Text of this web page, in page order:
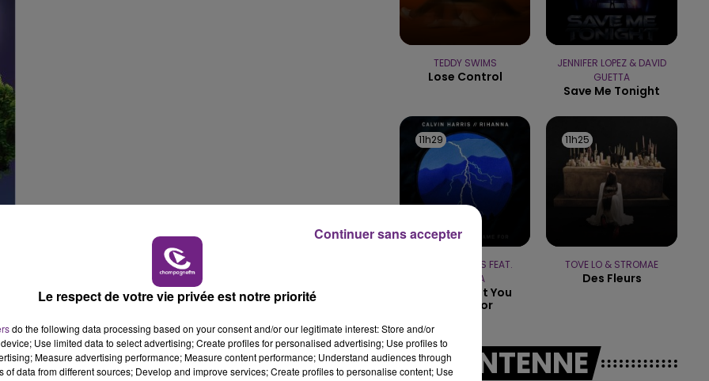
7h00 - 12h00
LE WEEK-END CHAMPAGNE FM
savez pas encore quelles études choisir ?
TEDDY SWIMS
Lose Control
JENNIFER LOPEZ & DAVID
GUETTA
Save Me Tonight
11h29
11h29
CALVIN HARRIS FEAT.
RIHANNA
This Is What You
Came For
11h25
11h25
TOVE LO & STROMAE
Des Fleurs
A L'ANTENNE
Le respect de votre vie privée est notre priorité
do the following data processing based on your consent and/or our legitimate interest: Store and/or
Use limited data to select advertising; Create profiles for personalised advertising; Use profiles to
Measure advertising performance; Measure content performance; Understand audiences through
of data from different sources; Develop and improve services; Create profiles to personalise content; Use
Continuer sans accepter